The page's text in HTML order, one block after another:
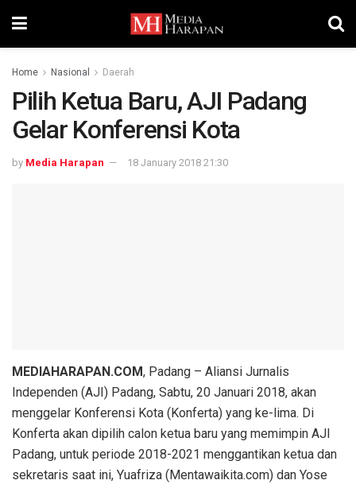
Home Nasional Daerah
Pilih Ketua Baru, AJI Padang
Gelar Konferensi Kota
by Media Harapan 18 January 2018 21:30
MEDIAHARAPAN.COM, Padang – Aliansi Jurnalis
Independen (AJI) Padang, Sabtu, 20 Januari 2018, akan
menggelar Konferensi Kota (Konferta) yang ke-lima. Di
Konferta akan dipilih calon ketua baru yang memimpin AJI
Padang, untuk periode 2018-2021 menggantikan ketua dan
sekretaris saat ini, Yuafriza (Mentawaikita.com) dan Yose